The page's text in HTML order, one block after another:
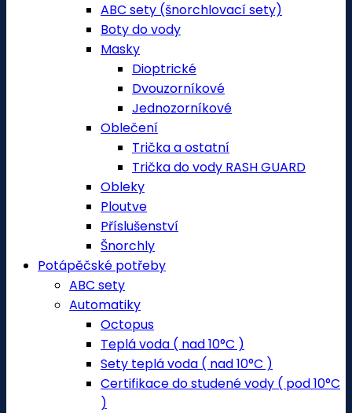
ABC sety (šnorchlovací sety)
Boty do vody
Masky
Dioptrické
Dvouzorníkové
Jednozorníkové
Oblečení
Trička a ostatní
Trička do vody RASH GUARD
Obleky
Ploutve
Příslušenství
Šnorchly
Potápěčské potřeby
ABC sety
Automatiky
Octopus
Teplá voda ( nad 10°C )
Sety teplá voda ( nad 10°C )
Certifikace do studené vody ( pod 10°C
)